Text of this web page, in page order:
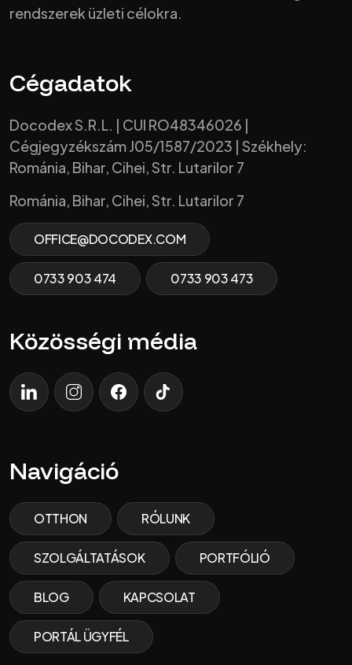
rendszerek üzleti célokra.
Cégadatok
Docodex S.R.L. | CUI RO48346026 |
Cégjegyzékszám J05/1587/2023 | Székhely:
Románia, Bihar, Cihei, Str. Lutarilor 7
Románia, Bihar, Cihei, Str. Lutarilor 7
OFFICE@DOCODEX.COM
0733 903 474 0733 903 473
Közösségi média
LinkedInInstagramFacebookTikTok
Navigáció
OTTHON RÓLUNK
SZOLGÁLTATÁSOK PORTFÓLIÓ
BLOG KAPCSOLAT
PORTÁL ÜGYFÉL